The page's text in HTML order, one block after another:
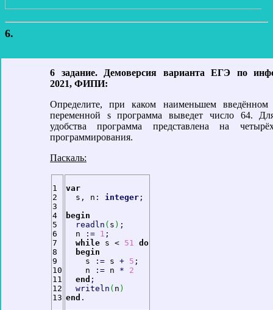
6.
6 задание. Демоверсия варианта ЕГЭ по
2021, ФИПИ:
Определите, при каком наименьшем введённом
переменной s программа выведет число 64.
удобства программа представлена на
программирования.
Паскаль:
1
2
3
4
5
6
7
8
9
10
11
12
var
  s
, n : integer ;
begin
readln ( s ) ;
  n
: = 1 ;
while s < 51 do
begin
    s
: = s + 5 ;
    n
: = n *
2
end ;
writeln ( n )
end .